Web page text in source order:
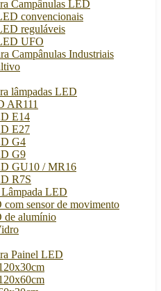
Campânulas LED
convencionais
reguláveis
UFO
Campânulas Industriais
lâmpadas LED
AR111
E14
E27
G4
G9
GU10 / MR16
R7S
Lâmpada LED
sensor de movimento
de alumínio
Painel LED